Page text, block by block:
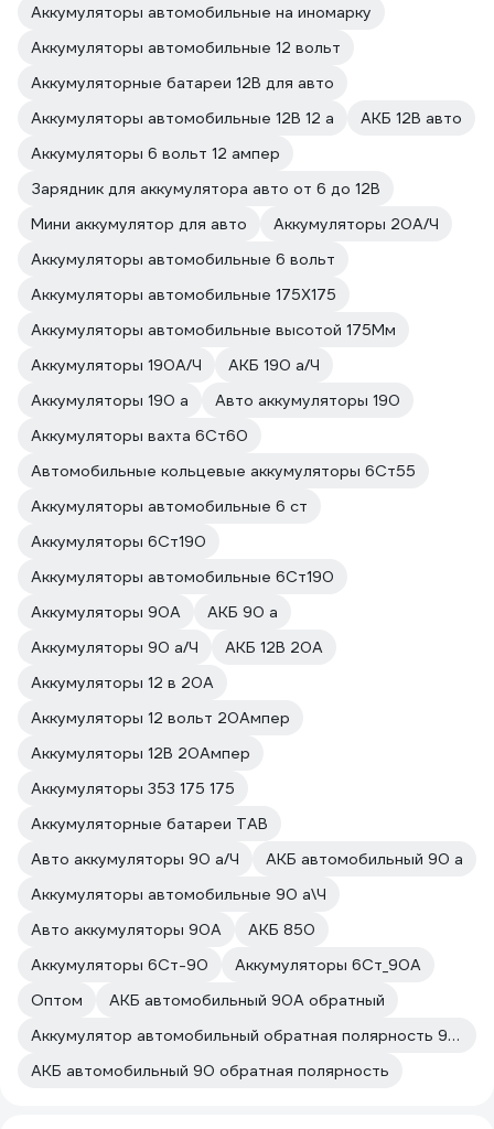
Аккумуляторы автомобильные на иномарку
Аккумуляторы автомобильные 12 вольт
Аккумуляторные батареи 12В для авто
Аккумуляторы автомобильные 12В 12 а
АКБ 12В авто
Аккумуляторы 6 вольт 12 ампер
Зарядник для аккумулятора авто от 6 до 12В
Мини аккумулятор для авто
Аккумуляторы 20А/Ч
Аккумуляторы автомобильные 6 вольт
Аккумуляторы автомобильные 175Х175
Аккумуляторы автомобильные высотой 175Мм
Аккумуляторы 190А/Ч
АКБ 190 а/Ч
Аккумуляторы 190 а
Авто аккумуляторы 190
Аккумуляторы вахта 6Ст60
Автомобильные кольцевые аккумуляторы 6Ст55
Аккумуляторы автомобильные 6 ст
Аккумуляторы 6Ст190
Аккумуляторы автомобильные 6Ст190
Аккумуляторы 90А
АКБ 90 а
Аккумуляторы 90 а/Ч
АКБ 12В 20А
Аккумуляторы 12 в 20А
Аккумуляторы 12 вольт 20Ампер
Аккумуляторы 12В 20Ампер
Аккумуляторы 353 175 175
Аккумуляторные батареи TAB
Авто аккумуляторы 90 а/Ч
АКБ автомобильный 90 а
Аккумуляторы автомобильные 90 а\Ч
Авто аккумуляторы 90А
АКБ 850
Аккумуляторы 6Ст-90
Аккумуляторы 6Ст_90А
Оптом
АКБ автомобильный 90А обратный
Аккумулятор автомобильный обратная полярность 90А
АКБ автомобильный 90 обратная полярность